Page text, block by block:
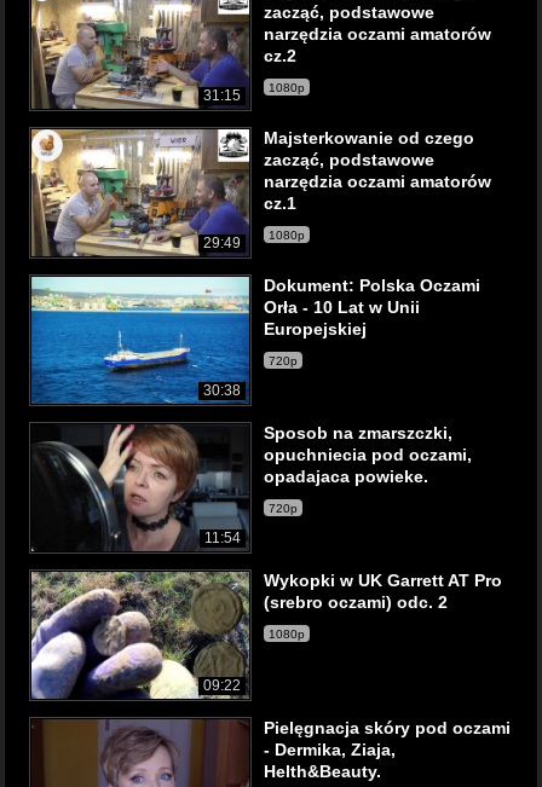
31:15
zacząć, podstawowe
narzędzia oczami amatorów
cz.2
1080p
29:49
Majsterkowanie od czego
zacząć, podstawowe
narzędzia oczami amatorów
cz.1
1080p
30:38
Dokument: Polska Oczami
Orła - 10 Lat w Unii
Europejskiej
720p
11:54
Sposob na zmarszczki,
opuchniecia pod oczami,
opadajaca powieke.
720p
09:22
Wykopki w UK Garrett AT Pro
(srebro oczami) odc. 2
1080p
Pielęgnacja skóry pod oczami
- Dermika, Ziaja,
Helth&Beauty.